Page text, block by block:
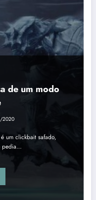
de um modo
2020
um clickbait safado,
pedia…